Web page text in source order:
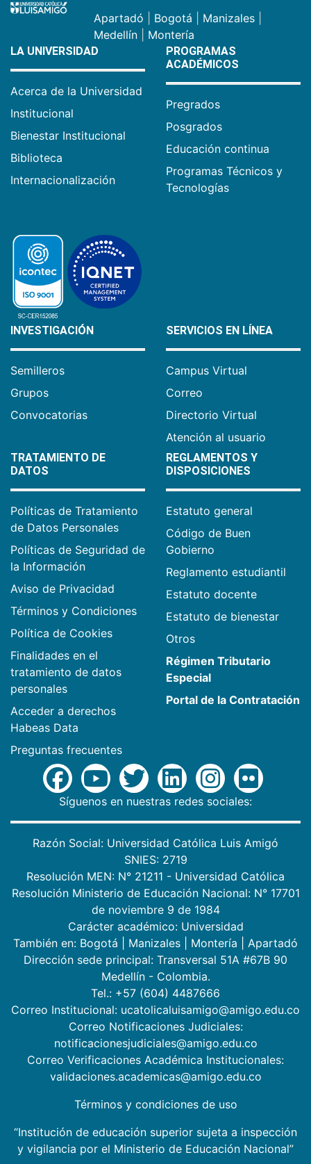
Apartadó Bogotá Manizales
Medellín
Montería
LA UNIVERSIDAD
Acerca de la Universidad
Institucional
Bienestar Institucional
Biblioteca
Internacionalización
PROGRAMAS
ACADÉMICOS
Pregrados
Posgrados
Educación continua
Programas Técnicos y
Tecnologías
INVESTIGACIÓN
Semilleros
Grupos
Convocatorias
SERVICIOS EN LÍNEA
Campus Virtual
Correo
Directorio Virtual
Atención al usuario
TRATAMIENTO DE
DATOS
Políticas de Tratamiento
de Datos Personales
Políticas de Seguridad de
la Información
Aviso de Privacidad
Términos y Condiciones
Política de Cookies
Finalidades en el
tratamiento de datos
personales
Acceder a derechos
Habeas Data
Preguntas frecuentes
REGLAMENTOS Y
DISPOSICIONES
Estatuto general
Código de Buen
Gobierno
Reglamento estudiantil
Estatuto docente
Estatuto de bienestar
Otros
Régimen Tributario
Especial
Portal de la Contratación
Síguenos en nuestras redes sociales:
Razón Social: Universidad Católica Luis Amigó
SNIES: 2719
Resolución MEN: N° 21211 - Universidad Católica
Resolución Ministerio de Educación Nacional: N° 17701
de noviembre 9 de 1984
Carácter académico: Universidad
También en: Bogotá Manizales Montería
Apartadó
Dirección sede principal: Transversal 51A #67B 90
Medellín - Colombia.
Tel.: +57 (604) 4487666
Correo Institucional: ucatolicaluisamigo@amigo.edu.co
Correo Notificaciones Judiciales:
notificacionesjudiciales@amigo.edu.co
Correo Verificaciones Académica Institucionales:
validaciones.academicas@amigo.edu.co
Términos y condiciones de uso
“Institución de educación superior sujeta a inspección
y vigilancia por el Ministerio de Educación Nacional”